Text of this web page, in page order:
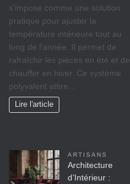
s’impose comme une solution
pratique pour ajuster la
température intérieure tout au
long de l’année. Il permet de
rafraîchir les pièces en été et de
chauffer en hiver. Ce système
polyvalent attire…
Lire l'article
ARTISANS
Architecture
d’Intérieur :